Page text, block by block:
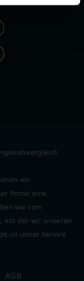
wir
Portal eine
wir vom
mit der wir unseren
ist unser Service
AGB